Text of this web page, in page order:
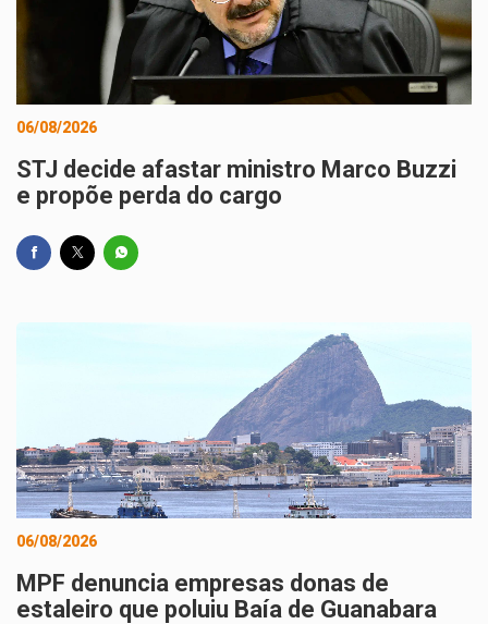
06/08/2026
STJ decide afastar ministro Marco Buzzi
e propõe perda do cargo
06/08/2026
MPF denuncia empresas donas de
estaleiro que poluiu Baía de Guanabara